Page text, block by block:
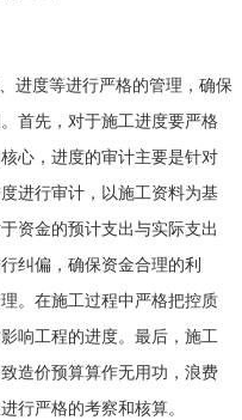
进度等进行严格的管理，确保
首先，对于施工进度要严格
心，进度的审计主要是针对
进行审计，以施工资料为基
资金的预计支出与实际支出
纠偏，确保资金合理的利
。在施工过程中严格把控质
响工程的进度。最后，施工
造价预算算作无用功，浪费
行严格的考察和核算。